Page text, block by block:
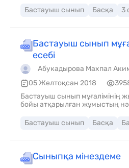
провинность. Семейная
мечты и страхи, успехи и
осуждения. И, две последние
ответственность и традиции.
появляется с опытом, когда
семье передаются и
ответить на звонок, выполнит
Бастауыш сынып Басқа 3
Бастауыш сынып
есебі
Абукадырова Махпал
05 Желтоқсан 2018
Бастауыш сынып мұғалімінің
бойы атқарылған жұмыстың
Бастауыш сынып Басқа
Сыныпқа мінездеме